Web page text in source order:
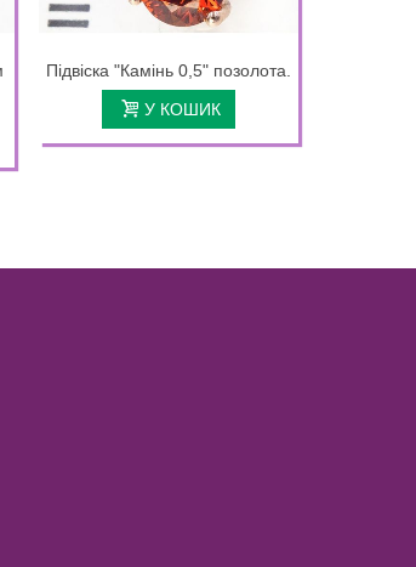
Підвіска "Камінь 0,5" позолота.
У КОШИК